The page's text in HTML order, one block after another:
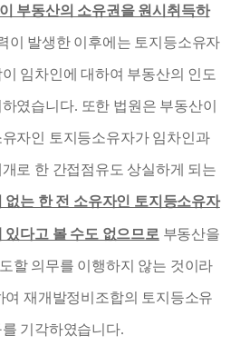
부동산의 소유권을 원시취득하
이 발생한 이후에는 토지등소유자
임차인에 대하여 부동산의 인도
였습니다. 또한 법원은 부동산이
자인 토지등소유자가 임차인과
로 한 간접점유도 상실하게 되는
없는 한 전 소유자인 토지등소유자
다고 볼 수도 없으므로 부동산을
할 의무를 이행하지 않는 것이라
여 재개발정비조합의 토지등소유
기각하였습니다.